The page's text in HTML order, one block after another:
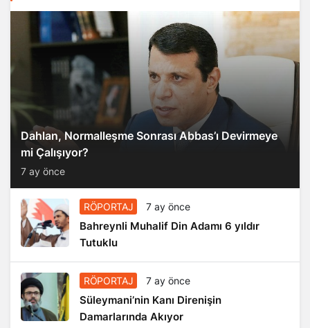
Dahlan, Normalleşme Sonrası Abbas’ı Devirmeye
mi Çalışıyor?
7 ay önce
RÖPORTAJ 7 ay önce
Bahreynli Muhalif Din Adamı 6 yıldır
Tutuklu
RÖPORTAJ 7 ay önce
Süleymani’nin Kanı Direnişin
Damarlarında Akıyor